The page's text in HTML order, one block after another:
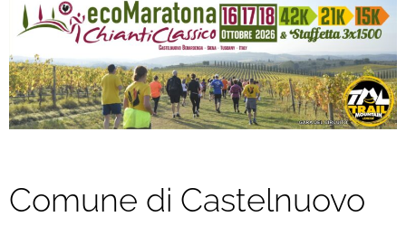
Comune di Castelnuovo